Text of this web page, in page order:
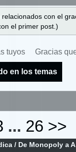
con el
el primer post.)
tuyos Gracias
en los temas
... 26 >>
/ De Monopoly a